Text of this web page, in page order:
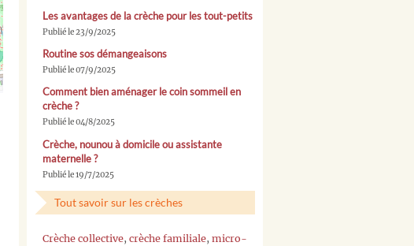
Les avantages de la crèche pour les tout-petits
Publié le 23/9/2025
Routine sos démangeaisons
Publié le 07/9/2025
Comment bien aménager le coin sommeil en
crèche ?
Publié le 04/8/2025
Crèche, nounou à domicile ou assistante
maternelle ?
Publié le 19/7/2025
Tout savoir sur les crèches
Crèche collective, crèche familiale, micro-